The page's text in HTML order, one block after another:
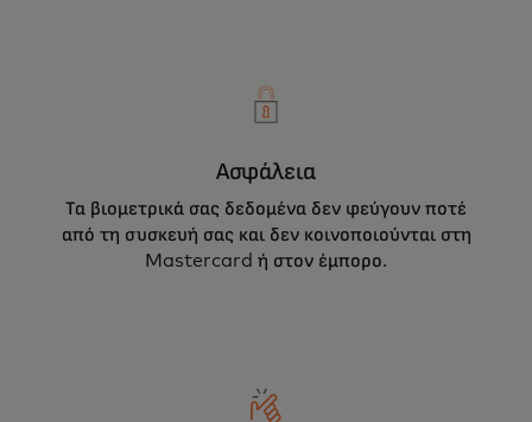
Ασφάλεια
Τα βιομετρικά σας δεδομένα δεν φεύγουν ποτέ
από τη συσκευή σας και δεν κοινοποιούνται στη
Mastercard ή στον έμπορο.